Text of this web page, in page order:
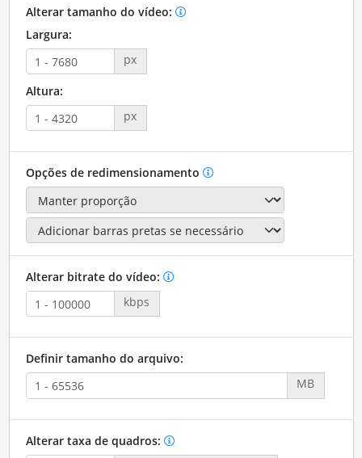
Alterar tamanho do vídeo:
Largura:
px
Altura:
px
Opções de redimensionamento
Alterar bitrate do vídeo:
kbps
Definir tamanho do arquivo:
MB
Alterar taxa de quadros: